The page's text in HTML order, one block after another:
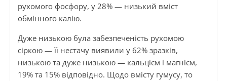
рухомого фосфору, у 28% — низький вміст
обмінного калію.
Дуже низькою була забезпеченість рухомою
сіркою — її нестачу виявили у 62% зразків,
низькою та дуже низькою — кальцієм і магнієм,
19% та 15% відповідно. Щодо вмісту гумусу, то